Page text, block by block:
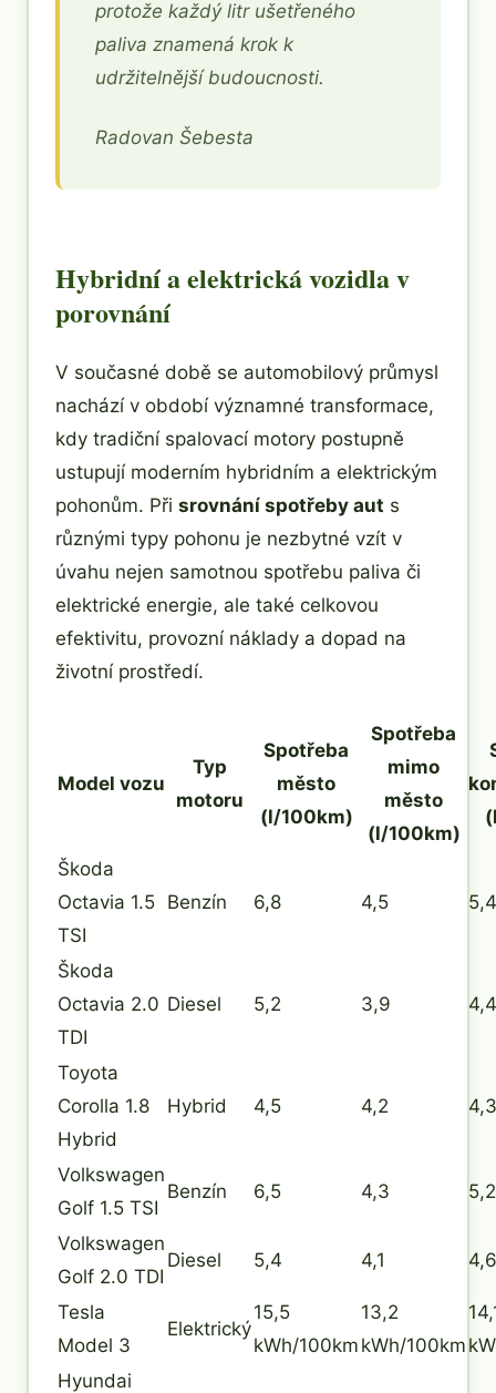
protože každý litr ušetřeného
paliva znamená krok k
udržitelnější budoucnosti.
Radovan Šebesta
Hybridní a elektrická vozidla v
porovnání
V současné době se automobilový průmysl
nachází v období významné transformace,
kdy tradiční spalovací motory postupně
ustupují moderním hybridním a elektrickým
pohonům. Při srovnání spotřeby aut s
různými typy pohonu je nezbytné vzít v
úvahu nejen samotnou spotřebu paliva či
elektrické energie, ale také celkovou
efektivitu, provozní náklady a dopad na
životní prostředí.
Model vozu
Typ
motoru
Spotřeba
město
(l/100km)
Spotřeba
mimo
město
(l/100km)
Škoda
Octavia 1.5
TSI
Benzín 6,8 4,5 5,4
Škoda
Octavia 2.0
TDI
Diesel 5,2 3,9 4,4
Toyota
Corolla 1.8
Hybrid
Hybrid 4,5 4,2 4,3
Volkswagen
Golf 1.5 TSI
Benzín 6,5 4,3 5,2
Volkswagen
Golf 2.0 TDI
Diesel 5,4 4,1 4,6
Tesla
Model 3
Elektrický
15,5
kWh/100km
13,2
kWh/100km
Hyundai